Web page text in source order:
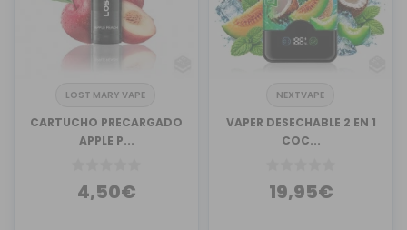
LOST MARY VAPE
CARTUCHO PRECARGADO
APPLE P...
4,50€
NEXTVAPE
VAPER DESECHABLE 2 EN 1
COC...
19,95€